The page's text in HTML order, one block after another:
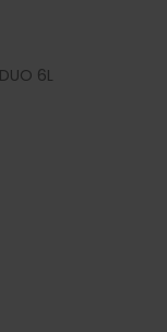
6L